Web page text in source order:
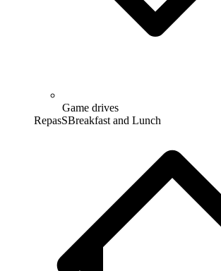
Game drives
RepasSBreakfast and Lunch